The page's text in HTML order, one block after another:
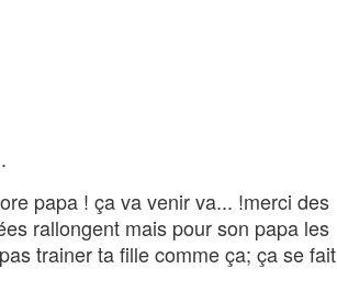
papa ! ça va venir va... !merci des
rallongent mais pour son papa les
trainer ta fille comme ça; ça se fait